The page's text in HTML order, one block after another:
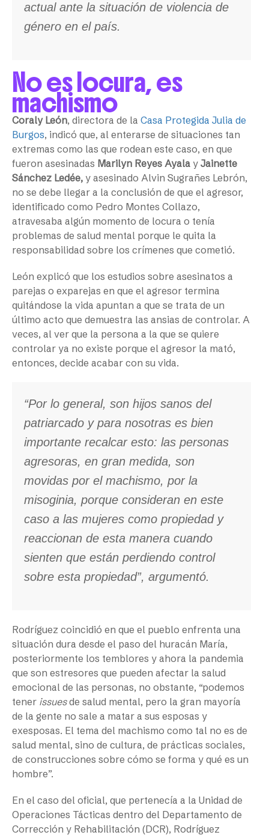
actual ante la situación de violencia de
género en el país.
No es locura, es
machismo
Coraly León, directora de la Casa Protegida Julia de
Burgos, indicó que, al enterarse de situaciones tan
extremas como las que rodean este caso, en que
fueron asesinadas Marilyn Reyes Ayala y Jainette
Sánchez Ledée, y asesinado Alvin Sugrañes Lebrón,
no se debe llegar a la conclusión de que el agresor,
identificado como Pedro Montes Collazo,
atravesaba algún momento de locura o tenía
problemas de salud mental porque le quita la
responsabilidad sobre los crímenes que cometió.
León explicó que los estudios sobre asesinatos a
parejas o exparejas en que el agresor termina
quitándose la vida apuntan a que se trata de un
último acto que demuestra las ansias de controlar. A
veces, al ver que la persona a la que se quiere
controlar ya no existe porque el agresor la mató,
entonces, decide acabar con su vida.
“Por lo general, son hijos sanos del
patriarcado y para nosotras es bien
importante recalcar esto: las personas
agresoras, en gran medida, son
movidas por el machismo, por la
misoginia, porque consideran en este
caso a las mujeres como propiedad y
reaccionan de esta manera cuando
sienten que están perdiendo control
sobre esta propiedad”, argumentó.
Rodríguez coincidió en que el pueblo enfrenta una
situación dura desde el paso del huracán María,
posteriormente los temblores y ahora la pandemia
que son estresores que pueden afectar la salud
emocional de las personas, no obstante, “podemos
tener issuesde salud mental, pero la gran mayoría
de la gente no sale a matar a sus esposas y
exesposas. El tema del machismo como tal no es de
salud mental, sino de cultura, de prácticas sociales,
de construcciones sobre cómo se forma y qué es un
hombre”.
En el caso del oficial, que pertenecía a la Unidad de
Operaciones Tácticas dentro del Departamento de
Corrección y Rehabilitación (DCR), Rodríguez